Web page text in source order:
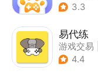
3.3
易代练
游戏交易
| 游戏社区
4.4